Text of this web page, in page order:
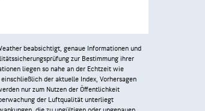
beabsichtigt, genaue Informationen und
zur Bestimmung ihrer
liegen so nahe an der Echtzeit wie
der aktuelle Index, Vorhersagen
nur zum Nutzen der Öffentlichkeit
der Luftqualität unterliegt